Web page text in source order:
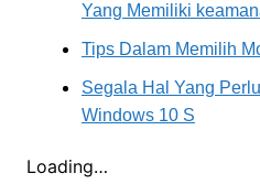
Yang Memiliki
Tips Dalam Memilih
Segala Hal Yang
Windows 10 S
Loading…